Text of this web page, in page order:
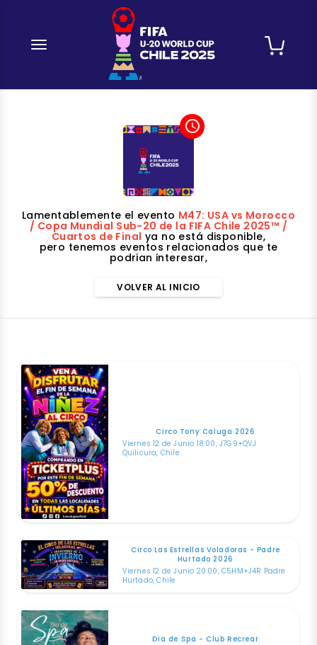
desplegar navegación
access_time
Lamentablemente el evento M47: USA vs Morocco
/ Copa Mundial Sub-20 de la FIFA Chile 2025™ /
Cuartos de Final ya no está disponible,
pero tenemos eventos relacionados que te
podrian interesar,
VOLVER AL INICIO
Circo Tony Caluga 2026
Viernes 12 de Junio 18:00, J7G9+QVJ
Quilicura, Chile
Circo Las Estrellas Voladoras - Padre
Hurtado 2026
Viernes 12 de Junio 20:00, C5HM+J4R Padre
Hurtado, Chile
Dia de Spa - Club Recrear